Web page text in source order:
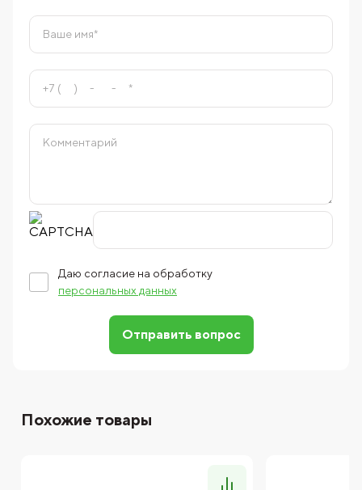
Даю согласие на обработку
персональных данных
Отправить вопрос
Похожие товары